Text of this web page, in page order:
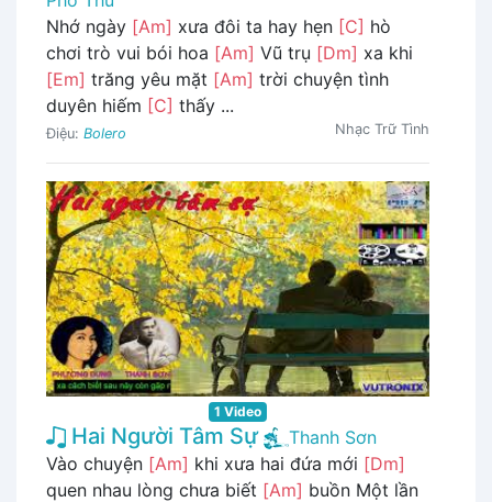
Nhớ ngày [Am] xưa đôi ta hay hẹn [C] hò
chơi trò vui bói hoa [Am] Vũ trụ [Dm] xa khi
[Em] trăng yêu mặt [Am] trời chuyện tình
duyên hiếm [C] thấy ...
Điệu: Bolero Nhạc Trữ Tình
1 Video
Hai Người Tâm Sự
Thanh Sơn
Vào chuyện [Am] khi xưa hai đứa mới [Dm]
quen nhau lòng chưa biết [Am] buồn Một lần